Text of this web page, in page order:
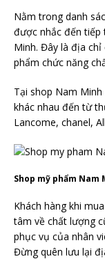
Nằm trong danh
được nhắc đến tiếp
Minh. Đây là địa
phẩm chức năng
Tại shop Nam
khác nhau đến từ
Lancome, chanel,
Shop mỹ phẩm Nam
Khách hàng khi
tâm về chất lượng
phục vụ của nhân
Đừng quên lưu lại